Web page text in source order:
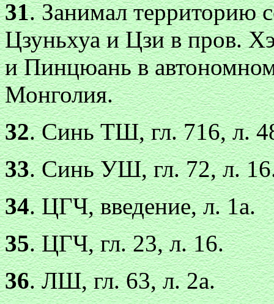
31. Занимал территорию
Цзуньхуа и Цзи в пров.
и Пинцюань в
Монголия.
32. Синь ТШ, гл. 716, л.
33. Синь УШ, гл. 72, л.
34. ЦГЧ, введение, л. 1а.
35. ЦГЧ, гл. 23, л. 16.
36. ЛШ, гл. 63, л. 2а.